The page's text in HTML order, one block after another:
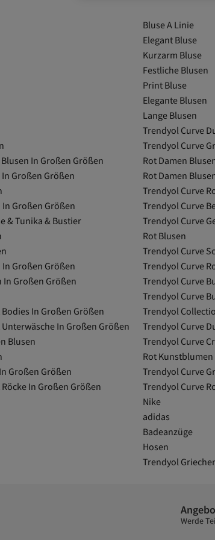
Bluse A Linie
Elegant Bluse
Kurzarm Bluse
Festliche Blusen
Print Bluse
Elegante Blusen
Lange Blusen
Trendyol Curve
Trendyol Curve
In Großen Größen
Rot Damen
Großen Größen
Rot Damen
Trendyol Curve
Großen Größen
Trendyol Curve
& Tunika & Bustier
Trendyol Curve
Rot Blusen
Trendyol Curve
Großen Größen
Trendyol Curve
In Großen Größen
Trendyol Curve
Trendyol Curve
In Großen Größen
Trendyol
In Großen Größen
Trendyol Curve
Blusen
Trendyol Curve
Rot Kunstblumen
Großen Größen
Trendyol Curve
In Großen Größen
Trendyol Curve
Nike
adidas
Badeanzüge
Hosen
Trendyol
Werde